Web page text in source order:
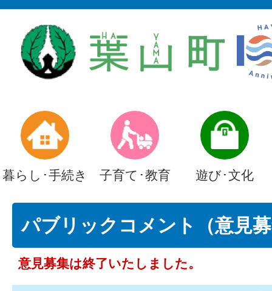
暮らし･手続き 子育て･教育 遊び･文化
パブリックコメント（意見
意見募集は終了いたしました。